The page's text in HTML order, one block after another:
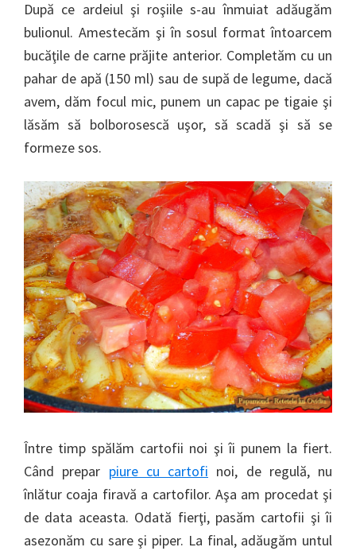
După ce ardeiul şi roşiile s-au înmuiat adăugăm
bulionul. Amestecăm şi în sosul format întoarcem
bucăţile de carne prăjite anterior. Completăm cu un
pahar de apă (150 ml) sau de supă de legume, dacă
avem, dăm focul mic, punem un capac pe tigaie şi
lăsăm să bolborosescă uşor, să scadă şi să se
formeze sos.
Între timp spălăm cartofii noi şi îi punem la fiert.
Când prepar piure cu cartofi noi, de regulă, nu
înlătur coaja firavă a cartofilor. Aşa am procedat şi
de data aceasta. Odată fierţi, pasăm cartofii şi îi
asezonăm cu sare şi piper. La final, adăugăm untul